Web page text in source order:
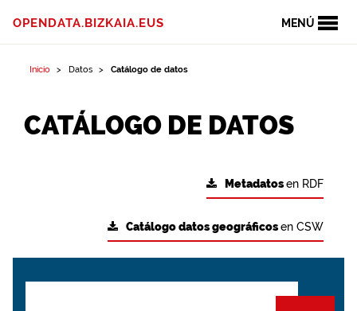
MENÚ
OPENDATA.BIZKAIA.EUS
Inicio Datos Catálogo de datos
CATÁLOGO DE DATOS
Metadatosen RDF
Catálogo datos geográficosen CSW